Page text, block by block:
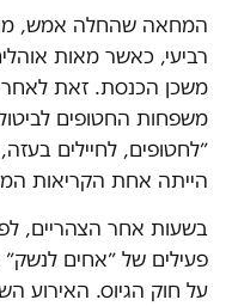
המחאה שהחלה אמש,
רביעי, כאשר מאות
משכן הכנסת. זאת לאחר
משפחות החטופים
״לחטופים, לחיילים
הייתה אחת הקריאות
בשעות אחר הצהריים,
פעילים של ״אחים
על חוק הגיוס. האירוע